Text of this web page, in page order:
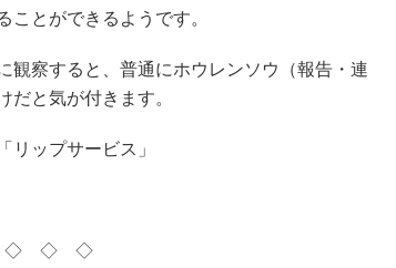
ことができるようです。
察すると、普通にホウレンソウ（報告・連
だと気が付きます。
ップサービス」
◇ ◇